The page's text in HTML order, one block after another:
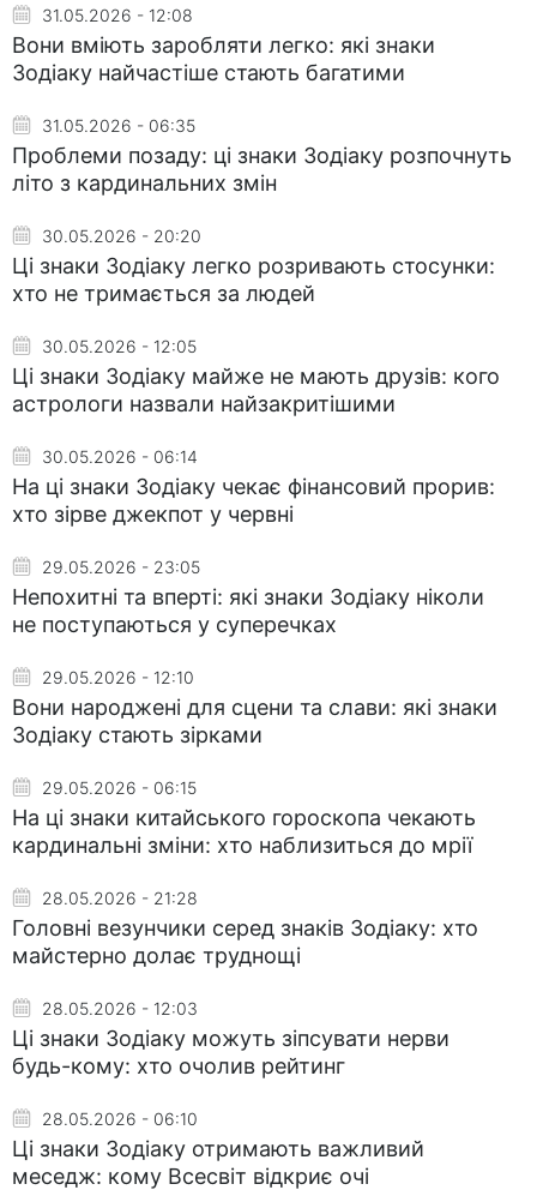
31.05.2026 - 12:08
Вони вміють заробляти легко: які знаки
Зодіаку найчастіше стають багатими
31.05.2026 - 06:35
Проблеми позаду: ці знаки Зодіаку розпочнуть
літо з кардинальних змін
30.05.2026 - 20:20
Ці знаки Зодіаку легко розривають стосунки:
хто не тримається за людей
30.05.2026 - 12:05
Ці знаки Зодіаку майже не мають друзів: кого
астрологи назвали найзакритішими
30.05.2026 - 06:14
На ці знаки Зодіаку чекає фінансовий прорив:
хто зірве джекпот у червні
29.05.2026 - 23:05
Непохитні та вперті: які знаки Зодіаку ніколи
не поступаються у суперечках
29.05.2026 - 12:10
Вони народжені для сцени та слави: які знаки
Зодіаку стають зірками
29.05.2026 - 06:15
На ці знаки китайського гороскопа чекають
кардинальні зміни: хто наблизиться до мрії
28.05.2026 - 21:28
Головні везунчики серед знаків Зодіаку: хто
майстерно долає труднощі
28.05.2026 - 12:03
Ці знаки Зодіаку можуть зіпсувати нерви
будь-кому: хто очолив рейтинг
28.05.2026 - 06:10
Ці знаки Зодіаку отримають важливий
меседж: кому Всесвіт відкриє очі